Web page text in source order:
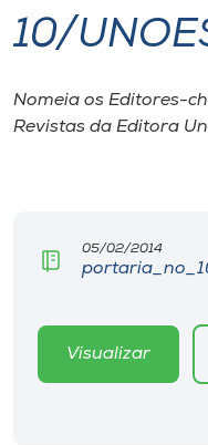
I.nova
Diplomados
CPA
Editora
10/
Nomeia os Editores-
Revistas da Editora
05/02/2014
Visualizar